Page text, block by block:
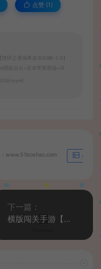
点赞 (1 )
情怀之勇闯希洛克60帧-2.0】
授权后台+安卓苹果双端+详
syym/
www.51boshao.com 生成海
下一篇：
横版闯关手游【情怀之弑神阿拉德修复版】最新整理Linux手工服务端+安卓苹果双端+WEB管理后台+GM授权后台+详细搭建教程+配套中文表